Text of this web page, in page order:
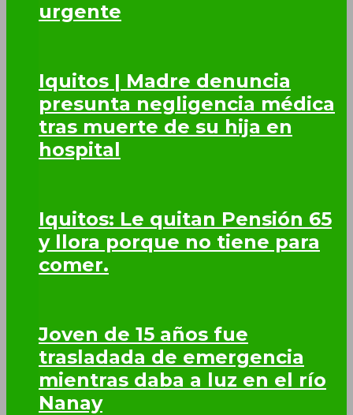
urgente
Iquitos | Madre denuncia
presunta negligencia médica
tras muerte de su hija en
hospital
Iquitos: Le quitan Pensión 65
y llora porque no tiene para
comer.
Joven de 15 años fue
trasladada de emergencia
mientras daba a luz en el río
Nanay